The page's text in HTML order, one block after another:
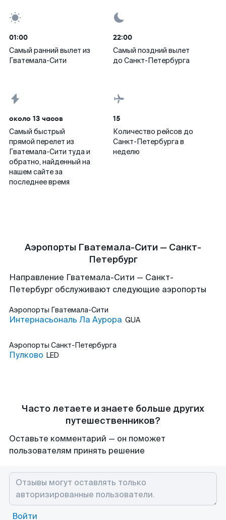
01:00
Самый ранний вылет из
Гватемала-Сити
22:00
Самый поздний вылет
до Санкт-Петербурга
около 13 часов
Самый быстрый
прямой перелет из
Гватемала-Сити туда и
обратно, найденный на
нашем сайте за
последнее время
15
Количество рейсов до
Санкт-Петербурга в
неделю
Аэропорты Гватемала-Сити — Санкт-
Петербург
Направление Гватемала-Сити — Санкт-
Петербург обслуживают следующие аэропорты
Аэропорты Гватемала-Сити
Интернасьональ Ла Аурора GUA
Аэропорты Санкт-Петербурга
Пулково LED
Часто летаете и знаете больше других
путешественников?
Оставьте комментарий — он поможет
пользователям принять решение
Войти